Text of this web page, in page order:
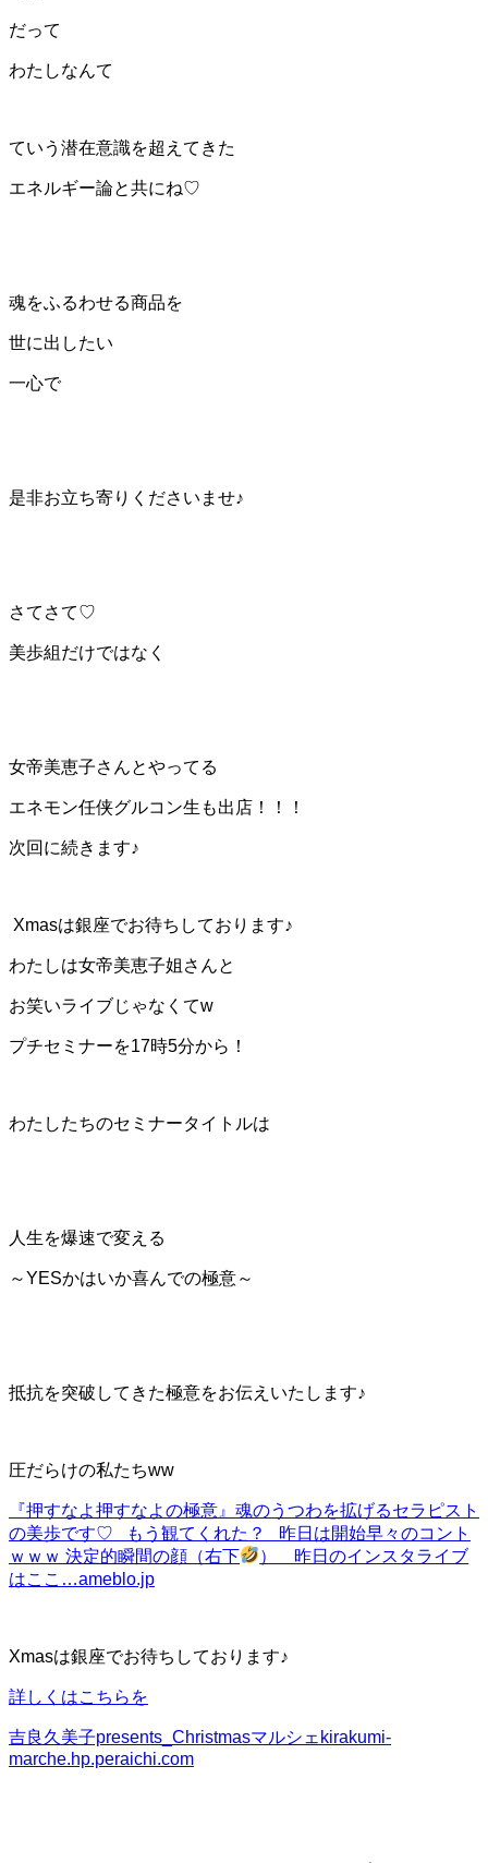
だって
わたしなんて
ていう潜在意識を超えてきた
エネルギー論と共にね♡
魂をふるわせる商品を
世に出したい
一心で
是非お立ち寄りくださいませ♪
さてさて♡
美歩組だけではなく
女帝美恵子さんとやってる
エネモン任侠グルコン生も出店！！！
次回に続きます♪
Xmasは銀座でお待ちしております♪
わたしは女帝美恵子姐さんと
お笑いライブじゃなくてw
プチセミナーを17時5分から！
わたしたちのセミナータイトルは
人生を爆速で変える
～YESかはいか喜んでの極意～
抵抗を突破してきた極意をお伝えいたします♪
圧だらけの私たちww
『押すなよ押すなよの極意』 魂のうつわを拡げるセラピスト
の美歩です♡ もう観てくれた？ 昨日は開始早々のコント
ｗｗｗ 決定的瞬間の顔（右下
） 昨日のインスタライブ
はここ…ameblo.jp
Xmasは銀座でお待ちしております♪
詳しくはこちらを
吉良久美子presents_Christmasマルシェ kirakumi-
marche.hp.peraichi.com